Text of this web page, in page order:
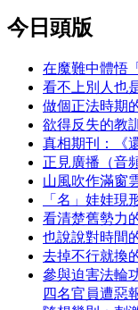
今日頭版
在魔難中體悟
看不上別人也
做個正法時期
欲得反失的教訓
真相期刊：《
正見廣播（音
山風吹作滿窗
「名」娃娃現
看清楚舊勢力
也說說對時間
去掉不行就換
參與迫害法輪
四名官員遭惡